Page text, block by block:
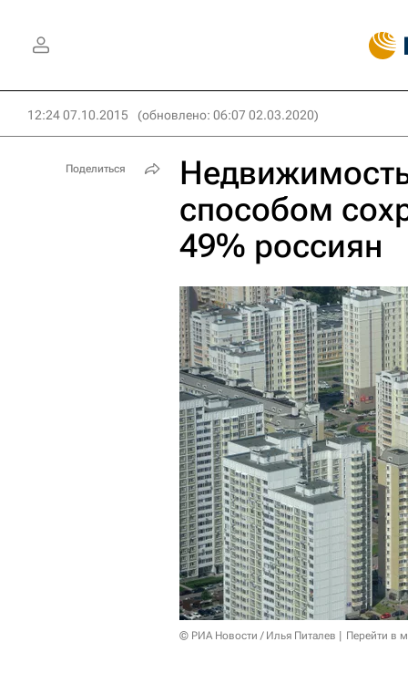
12:24 07.10.2015 (обновлено: 06:07 02.03.2020)
способом
49% россиян
© РИА Новости / Илья Питалев Перейти в
Поделиться